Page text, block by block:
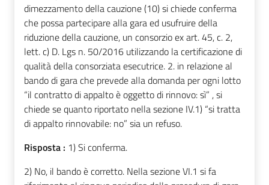
dimezzamento della cauzione (10) si chiede conferma
che possa partecipare alla gara ed usufruire della
riduzione della cauzione, un consorzio ex art. 45, c. 2,
lett. c) D. Lgs n. 50/2016 utilizzando la certificazione di
qualità della consorziata esecutrice. 2. in relazione al
bando di gara che prevede alla domanda per ogni lotto
“il contratto di appalto è oggetto di rinnovo: sì” , si
chiede se quanto riportato nella sezione IV.1) “si tratta
di appalto rinnovabile: no” sia un refuso.
Risposta : 1) Si conferma.
2) No, il bando è corretto. Nella sezione VI.1 si fa